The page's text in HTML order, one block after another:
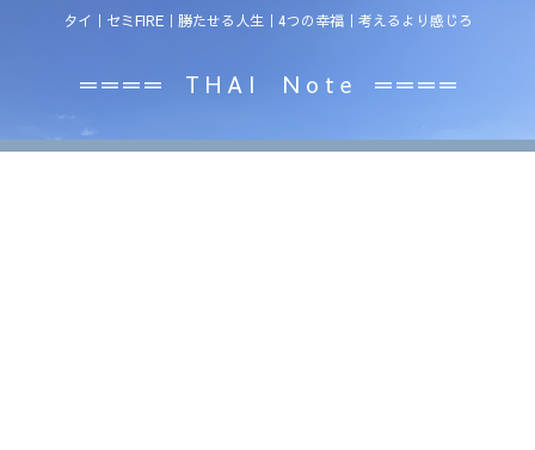
タイ｜セミFIRE｜勝たせる人生｜4つの幸福｜考えるより感じろ
＝＝＝＝ T H A I N o t e ＝＝＝＝